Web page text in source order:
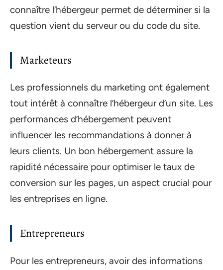
connaître l’hébergeur permet de déterminer si la
question vient du serveur ou du code du site.
Marketeurs
Les professionnels du marketing ont également
tout intérêt à connaître l’hébergeur d’un site. Les
performances d’hébergement peuvent
influencer les recommandations à donner à
leurs clients. Un bon hébergement assure la
rapidité nécessaire pour optimiser le taux de
conversion sur les pages, un aspect crucial pour
les entreprises en ligne.
Entrepreneurs
Pour les entrepreneurs, avoir des informations